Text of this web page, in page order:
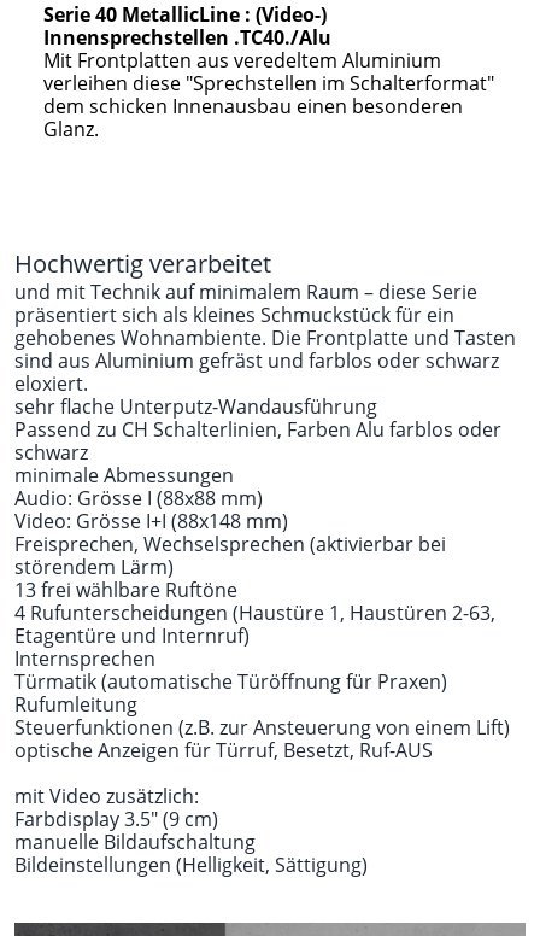
Serie 40 MetallicLine : (Video-)
Innensprechstellen .TC40./Alu
Mit Frontplatten aus veredeltem Aluminium
verleihen diese "Sprechstellen im Schalterformat"
dem schicken Innenausbau einen besonderen
Glanz.
Hochwertig verarbeitet
und mit Technik auf minimalem Raum – diese Serie
präsentiert sich als kleines Schmuckstück für ein
gehobenes Wohnambiente. Die Frontplatte und Tasten
sind aus Aluminium gefräst und farblos oder schwarz
eloxiert.
sehr flache Unterputz-Wandausführung
Passend zu CH Schalterlinien, Farben Alu farblos oder
schwarz
minimale Abmessungen
Audio: Grösse I (88x88 mm)
Video: Grösse I+I (88x148 mm)
Freisprechen, Wechselsprechen (aktivierbar bei
störendem Lärm)
13 frei wählbare Ruftöne
4 Rufunterscheidungen (Haustüre 1, Haustüren 2-63,
Etagentüre und Internruf)
Internsprechen
Türmatik (automatische Türöffnung für Praxen)
Rufumleitung
Steuerfunktionen (z.B. zur Ansteuerung von einem Lift)
optische Anzeigen für Türruf, Besetzt, Ruf-AUS
mit Video zusätzlich:
Farbdisplay 3.5" (9 cm)
manuelle Bildaufschaltung
Bildeinstellungen (Helligkeit, Sättigung)